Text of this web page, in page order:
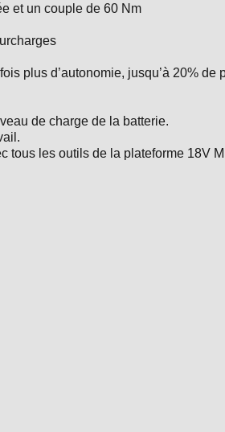
et un couple de 60 Nm
plus d’autonomie, jusqu’à 20%
de charge de la batterie.
tous les outils de la plateforme